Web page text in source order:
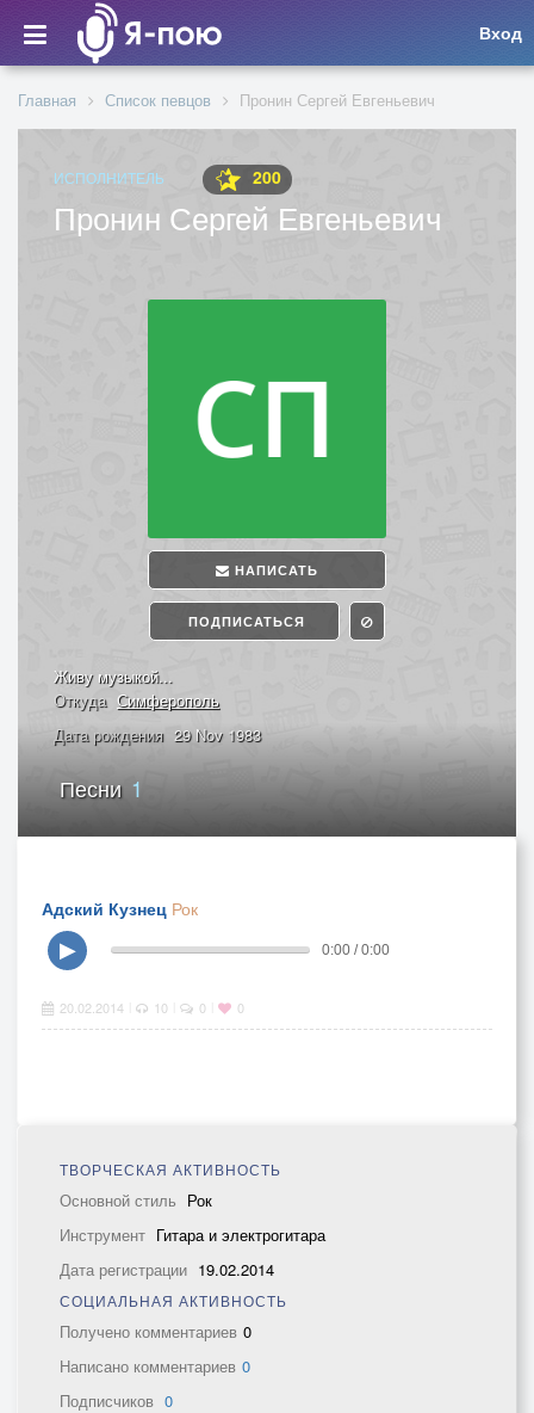
Вход
Главная Список певцов Пронин Сергей Евгеньевич
ИСПОЛНИТЕЛЬ 200
Пронин Сергей Евгеньевич
НАПИСАТЬ
ПОДПИСАТЬСЯ
Живу музыкой...
Откуда Симферополь
Дата рождения 29 Nov 1983
Песни 1
Адский Кузнец Рок
▶
0:00 / 0:00
20.02.2014 10 0 0
ТВОРЧЕСКАЯ АКТИВНОСТЬ
Основной стиль Рок
Инструмент Гитара и электрогитара
Дата регистрации 19.02.2014
СОЦИАЛЬНАЯ АКТИВНОСТЬ
Получено комментариев 0
Написано комментариев 0
Подписчиков 0